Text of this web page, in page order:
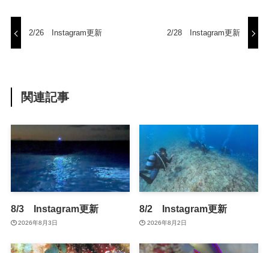
2/26 Instagram更新 2/28 Instagram更新
関連記事
8/3 Instagram更新
2026年8月3日
8/2 Instagram更新
2026年8月2日